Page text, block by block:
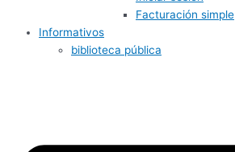
Facturación simple
Informativos
biblioteca pública